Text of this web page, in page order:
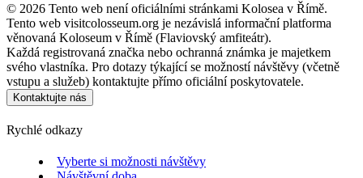
© 2026 Tento web není oficiálními stránkami Kolosea v Římě.
Tento web visitcolosseum.org je nezávislá informační platforma
věnovaná Koloseum v Římě (Flaviovský amfiteátr).
Každá registrovaná značka nebo ochranná známka je majetkem
svého vlastníka. Pro dotazy týkající se možností návštěvy (včetně
vstupu a služeb) kontaktujte přímo oficiální poskytovatele.
Kontaktujte nás
Rychlé odkazy
Vyberte si možnosti návštěvy